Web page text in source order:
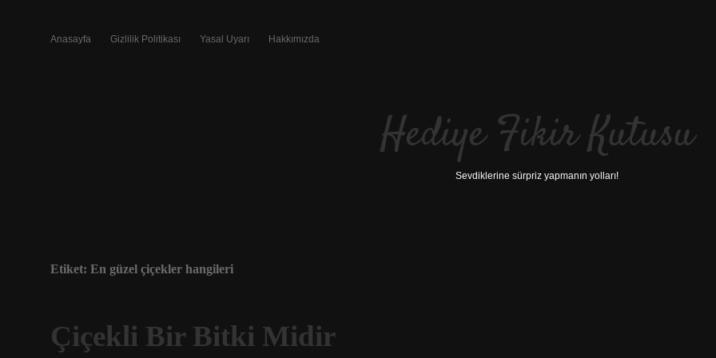
Anasayfa Gizlilik Politikası Yasal Uyarı Hakkımızda
Hediye Fikir Kutusu
Sevdiklerine sürpriz yapmanın yolları!
Etiket: En güzel çiçekler hangileri
Çiçekli Bir Bitki Midir